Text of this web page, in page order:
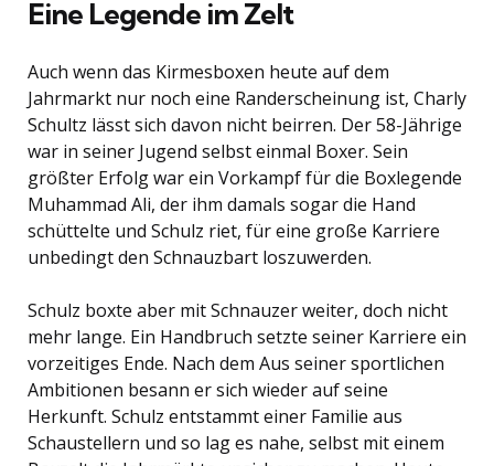
Eine Legende im Zelt
Auch wenn das Kirmesboxen heute auf dem
Jahrmarkt nur noch eine Randerscheinung ist, Charly
Schultz lässt sich davon nicht beirren. Der 58-Jährige
war in seiner Jugend selbst einmal Boxer. Sein
größter Erfolg war ein Vorkampf für die Boxlegende
Muhammad Ali, der ihm damals sogar die Hand
schüttelte und Schulz riet, für eine große Karriere
unbedingt den Schnauzbart loszuwerden.
Schulz boxte aber mit Schnauzer weiter, doch nicht
mehr lange. Ein Handbruch setzte seiner Karriere ein
vorzeitiges Ende. Nach dem Aus seiner sportlichen
Ambitionen besann er sich wieder auf seine
Herkunft. Schulz entstammt einer Familie aus
Schaustellern und so lag es nahe, selbst mit einem